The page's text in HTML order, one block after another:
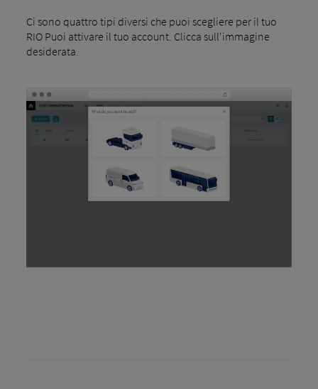
Ci sono quattro tipi diversi che puoi scegliere per il tuo
RIO Puoi attivare il tuo account. Clicca sull'immagine
desiderata.